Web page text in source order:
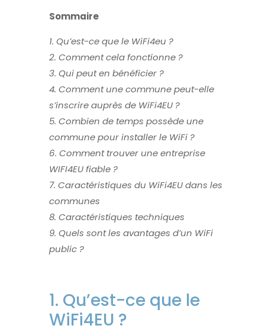
Sommaire
1. Qu’est-ce que le WiFi4eu ?
2. Comment cela fonctionne ?
3. Qui peut en bénéficier ?
4. Comment une commune peut-elle
s’inscrire auprès de WiFi4EU ?
5. Combien de temps possède une
commune pour installer le WiFi ?
6. Comment trouver une entreprise
WIFI4EU fiable ?
7. Caractéristiques du WiFi4EU dans les
communes
8. Caractéristiques techniques
9. Quels sont les avantages d’un WiFi
public ?
1. Qu’est-ce que le
WiFi4EU ?